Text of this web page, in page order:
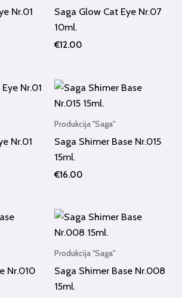
Nr.01
Saga Glow Cat Eye Nr.07
10ml.
€12.00
Nr.01
Produkcija "Saga"
Saga Shimer Base Nr.015
15ml.
€16.00
Nr.010
Produkcija "Saga"
Saga Shimer Base Nr.008
15ml.